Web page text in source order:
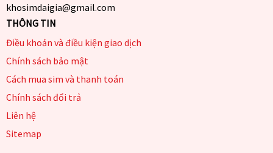
khosimdaigia@gmail.com
THÔNG TIN
Điều khoản và điều kiện giao dịch
Chính sách bảo mật
Cách mua sim và thanh toán
Chính sách đổi trả
Liên hệ
Sitemap